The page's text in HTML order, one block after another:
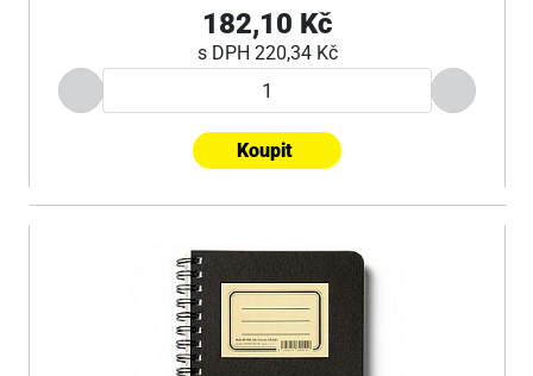
182,10 Kč
s DPH 220,34 Kč
Koupit